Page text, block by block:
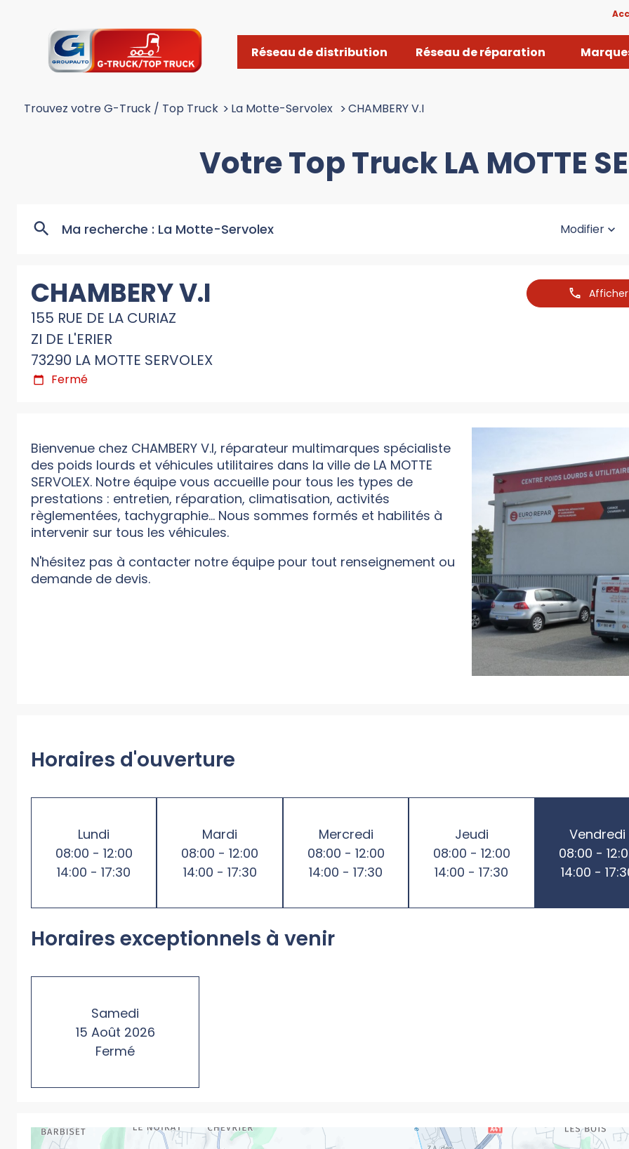
Réseau de distribution Réseau de réparation
Trouvez votre G-Truck / Top Truck > La Motte-Servolex >CHAMBERY V.I
Votre Top Truck LA MOTTE
Ma recherche : La Motte-Servolex Modifier
CHAMBERY V.I
155 RUE DE LA CURIAZ
ZI DE L'ERIER
73290 LA MOTTE SERVOLEX
Fermé
Bienvenue chez CHAMBERY V.I, réparateur multimarques spécialiste
des poids lourds et véhicules utilitaires dans la ville de LA MOTTE
SERVOLEX. Notre équipe vous accueille pour tous les types de
prestations : entretien, réparation, climatisation, activités
règlementées, tachygraphie... Nous sommes formés et habilités à
intervenir sur tous les véhicules.
N'hésitez pas à contacter notre équipe pour tout renseignement ou
demande de devis.
Horaires d'ouverture
Lundi
08:00 - 12:00
14:00 - 17:30
Mardi
08:00 - 12:00
14:00 - 17:30
Mercredi
08:00 - 12:00
14:00 - 17:30
Jeudi
08:00 - 12:00
14:00 - 17:30
Vendredi
08:00 -
14:00 -
Horaires exceptionnels à venir
Samedi
15 Août 2026
Fermé